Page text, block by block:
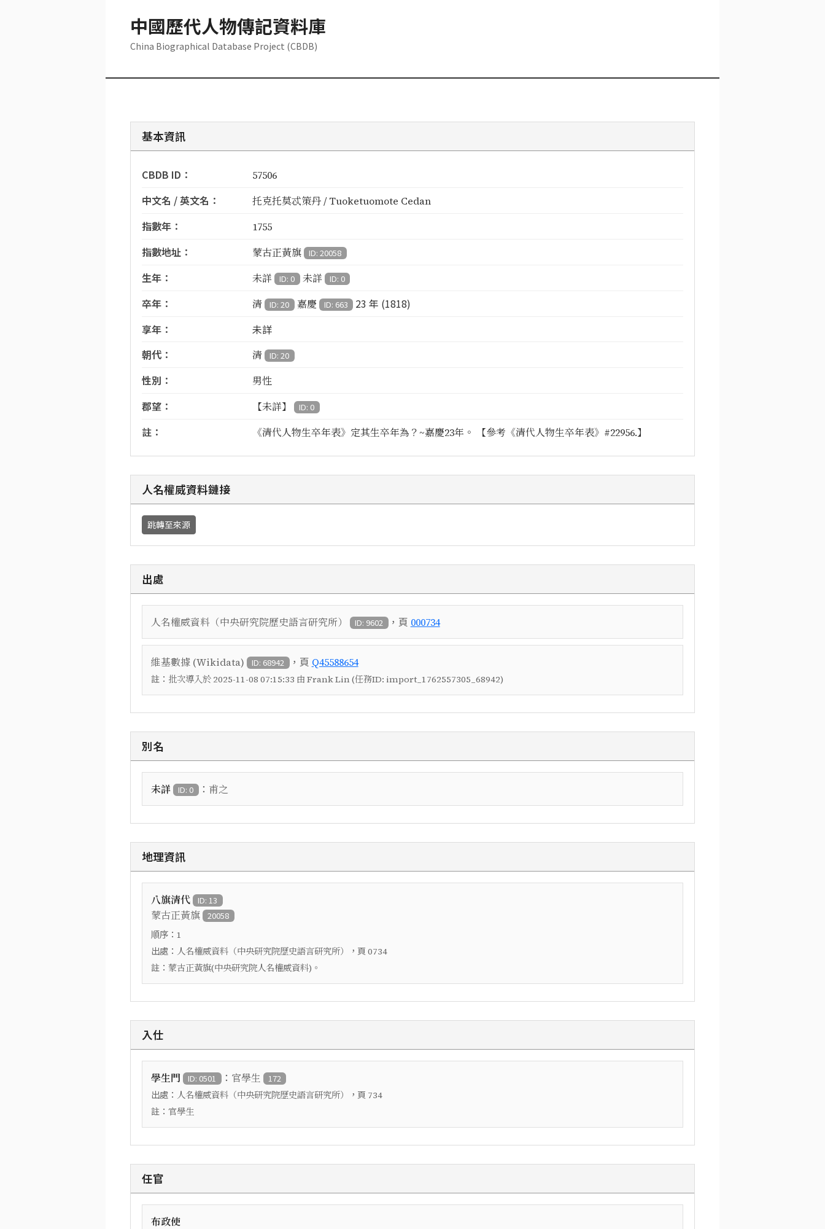
中國歷代人物傳記資料庫
China Biographical Database Project (CBDB)
基本資訊
CBDB ID： 57506
中文名 / 英文名： 托克托莫忒策丹 / Tuoketuomote Cedan
指數年： 1755
指數地址： 蒙古正黃旗 ID: 20058
生年： 未詳 ID: 0 未詳 ID: 0
卒年： 清 ID: 20 嘉慶 ID: 663
23 年 (1818)
享年：
未詳
朝代：
清 ID: 20
性別： 男性
郡望： 【未詳】 ID: 0
註： 《清代人物生卒年表》定其生卒年為？~嘉慶23年。 【參考《清代人物生卒年表》#22956.】
人名權威資料鏈接
跳轉至來源
出處
人名權威資料（中央研究院歷史語言研究所） ID: 9602 ，頁 000734
維基數據 (Wikidata) ID: 68942 ，頁 Q45588654
註： 批次導入於 2025-11-08 07:15:33 由 Frank Lin (任務ID: import_1762557305_68942)
別名
未詳 ID: 0 ： 甫之
地理資訊
八旗清代 ID: 13
蒙古正黃旗 20058
順序： 1
出處： 人名權威資料（中央研究院歷史語言研究所） ，頁 0734
註： 蒙古正黃旗(中央研究院人名權威資料)。
入仕
學生門 ID: 0501 ： 官學生 172
出處： 人名權威資料（中央研究院歷史語言研究所） ，頁 734
註： 官學生
任官
布政使